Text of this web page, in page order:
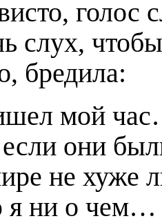
голос
слух,
бредила:
мой
если они
не хуже
я ни о чем…